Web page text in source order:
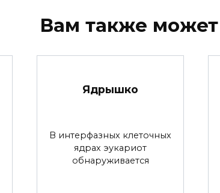
Вам также может
Ядрышко
В интерфазных клеточных
ядрах эукариот
обнаруживается